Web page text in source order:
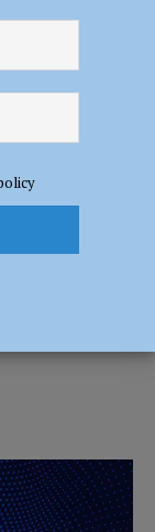
di tifosi i tre
in